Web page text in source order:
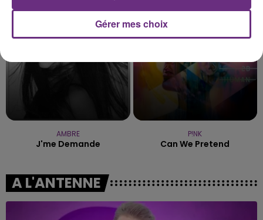
12h50
12h50
AMBRE
J'me Demande
12h48
12h48
P!NK
Can We Pretend
A L'ANTENNE
Gérer mes choix